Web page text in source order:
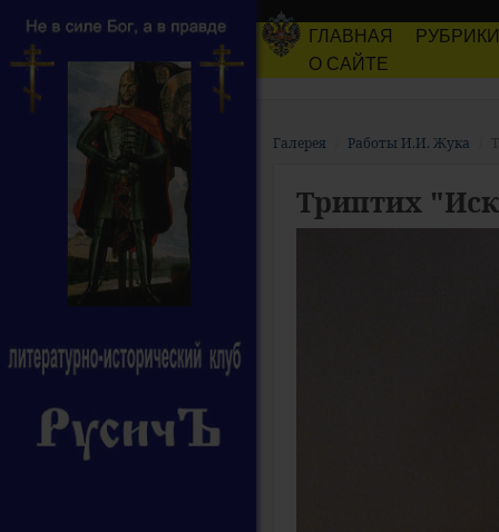
ГЛАВНАЯ
РУБРИКИ
О САЙТЕ
Галерея Работы И.И. Жука
Триптих